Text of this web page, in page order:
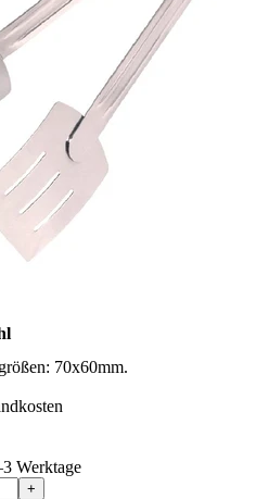
70x60mm.
Werktage
+